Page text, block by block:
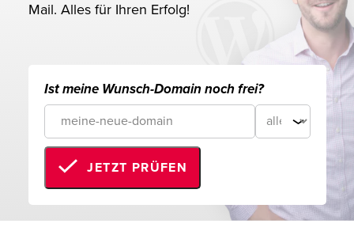
Mail. Alles für Ihren Erfolg!
Ist meine Wunsch-Domain noch frei?
JETZT PRÜFEN